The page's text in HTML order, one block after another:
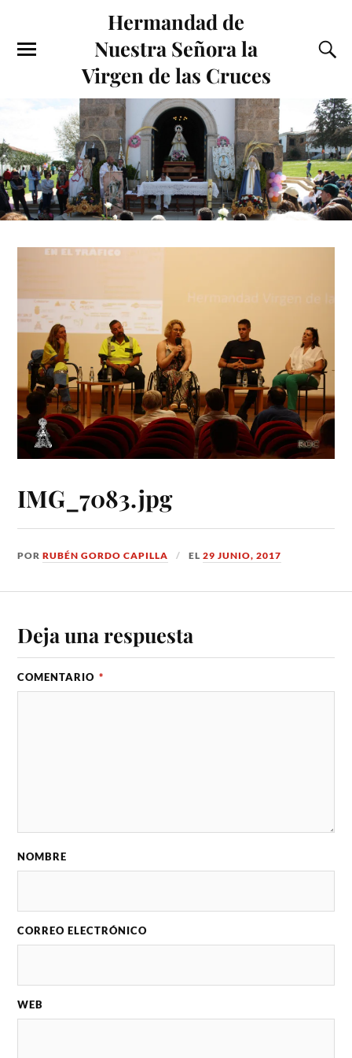
Hermandad de
Nuestra Señora la
Virgen de las Cruces
IMG_7083.jpg
PORRUBÉN GORDO CAPILLA EL29 JUNIO, 2017
Deja una respuesta
COMENTARIO *
NOMBRE
CORREO ELECTRÓNICO
WEB